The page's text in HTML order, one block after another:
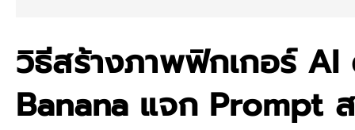
วิธีสร้างภาพฟิกเกอร์
Banana แจก Prompt